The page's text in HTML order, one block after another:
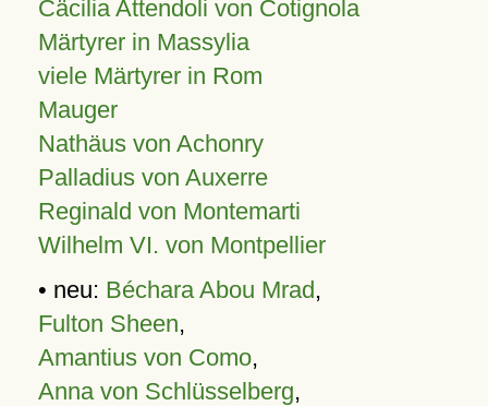
Cäcilia Attendoli von Cotignola
Märtyrer in Massylia
viele Märtyrer in Rom
Mauger
Nathäus von Achonry
Palladius von Auxerre
Reginald von Montemarti
Wilhelm VI. von Montpellier
• neu: Béchara Abou Mrad,
Fulton Sheen,
Amantius von Como,
Anna von Schlüsselberg,